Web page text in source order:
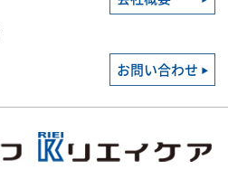
お問い合わせ